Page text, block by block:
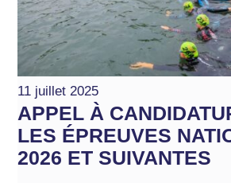
11 juillet 2025
APPEL À
LES ÉPREUVES
2026 ET SUIVANTES